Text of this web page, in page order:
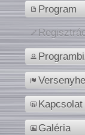
Program
Kapcsolat
Galéria